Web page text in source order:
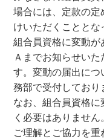
場合には、定款の定
けいただくこととな
組合員資格に変動が
Ａまでお知らせい
す。変動の届出に
務部で受付しており
なお、組合員資格
く必要はありません
ご理解とご協力を重